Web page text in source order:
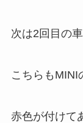
次は2回目の車
こちらもMINI
赤色が付けて